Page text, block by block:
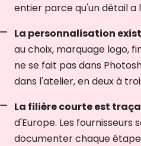
entier parce qu'un détail a
La personnalisation
au choix, marquage logo,
ne se fait pas dans
dans l'atelier, en deux à
La filière courte est
d'Europe. Les fournisseurs
documenter chaque